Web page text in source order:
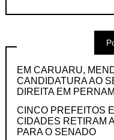
EM CARUARU,
CANDIDATURA AO
DIREITA EM
CINCO PREFEITOS
CIDADES RETIRAM
PARA O SENADO